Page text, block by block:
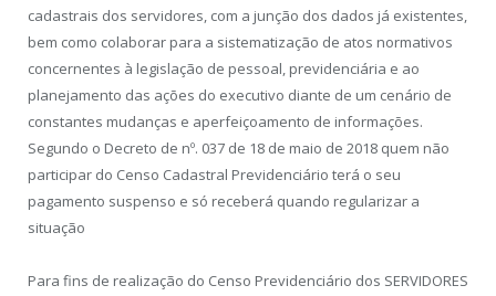
cadastrais dos servidores, com a junção dos dados já existentes,
bem como colaborar para a sistematização de atos normativos
concernentes à legislação de pessoal, previdenciária e ao
planejamento das ações do executivo diante de um cenário de
constantes mudanças e aperfeiçoamento de informações.
Segundo o Decreto de nº. 037 de 18 de maio de 2018 quem não
participar do Censo Cadastral Previdenciário terá o seu
pagamento suspenso e só receberá quando regularizar a
situação
Para fins de realização do Censo Previdenciário dos SERVIDORES